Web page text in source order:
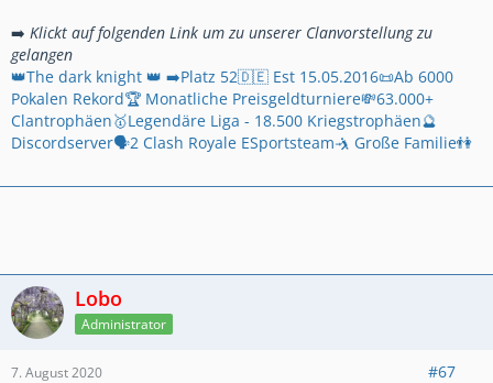
➡️ Klickt auf folgenden Link um zu unserer Clanvorstellung zu
gelangen
👑The dark knight 👑 ➡️Platz 52🇩🇪 Est 15.05.2016📜Ab 6000
Pokalen Rekord🏆 Monatliche Preisgeldturniere💸63.000+
Clantrophäen🥇Legendäre Liga - 18.500 Kriegstrophäen🔮
Discordserver🗣2 Clash Royale ESportsteam🤺 Große Familie👫
Lobo
Administrator
7. August 2020 #67